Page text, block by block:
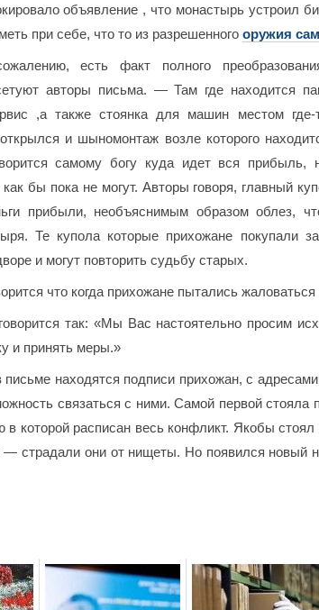
объявление , что монастырь устроил
при себе, что то из разрешенного оружия
есть факт полного
авторы письма. — Там где находится
,а также стоянка для машин местом
и шыномонтаж возле которого
самому богу куда идет вся прибыль,
бы пока не могут. Авторы говоря, главный
прибыли, необъяснимым образом облез,
Те купола которые прихожане покупали
и могут повторить судьбу старых.
что когда прихожане пытались
так: «Мы Вас настоятельно просим
и принять меры.»
находятся подписи прихожан, с
связаться с ними. Самой первой стояла
в которой расписан весь конфликт. Якобы
страдали они от нищеты. Но появился новый